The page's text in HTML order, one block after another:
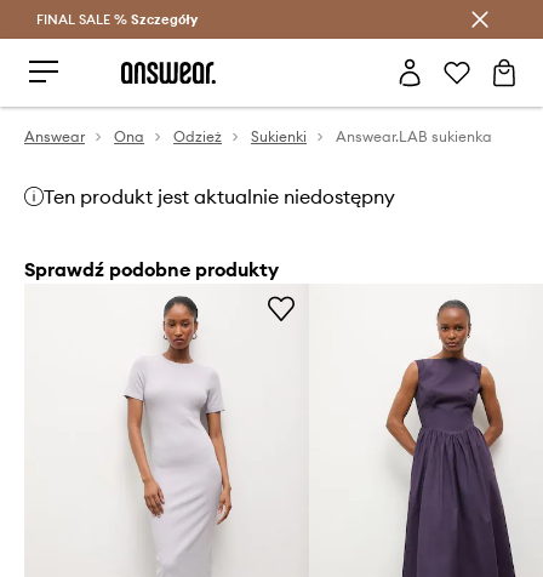
Oszczędzaj z Answear Club >
FINAL SALE % Szczegóły
Answear Ona Odzież Sukienki Answear.LAB sukienka
Ten produkt jest aktualnie niedostępny
Sprawdź podobne produkty